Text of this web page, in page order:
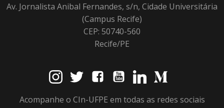
Av. Jornalista Anibal Fernandes, s/n, Cidade Universitária
(Campus Recife)
CEP: 50740-560
Recife/PE
Acompanhe o CIn-UFPE em todas as redes sociais